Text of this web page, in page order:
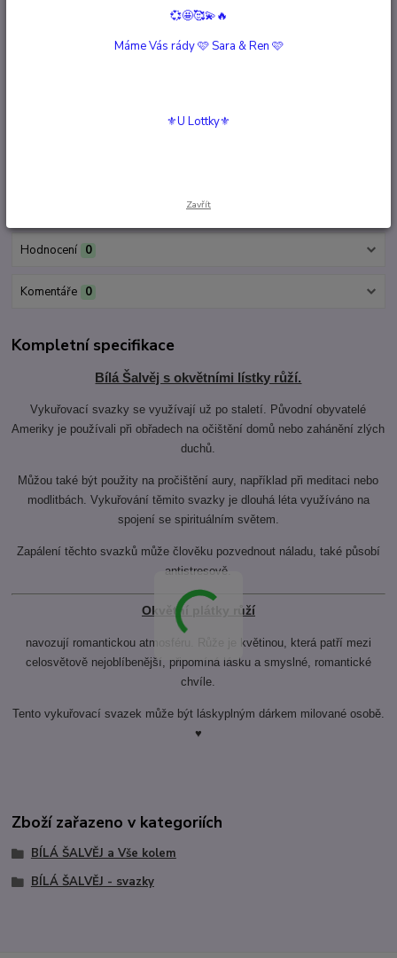
Hodnocení 0
Komentáře 0
Kompletní specifikace
Bílá Šalvěj s okvětními lístky růží.
Vykuřovací svazky se využívají už po staletí. Původní obyvatelé
Ameriky je používali při obřadech na očištění domů nebo zahánění zlých
duchů.
Můžou také být použity na pročištění aury, například při meditaci nebo
modlitbách. Vykuřování těmito svazky je dlouhá léta využíváno na
spojení se spirituálním světem.
Zapálení těchto svazků může člověku pozvednout náladu, také působí
antistresově.
Okvětní plátky růží
navozují romantickou atmosféru. Růže je květinou, která patří mezi
celosvětově nejoblíbenější, připomíná lásku a smyslné, romantické
chvíle.
Tento vykuřovací svazek může být láskyplným dárkem milované osobě.
♥
Zboží zařazeno v kategoriích
BÍLÁ ŠALVĚJ a Vše kolem
BÍLÁ ŠALVĚJ - svazky
💞🤩🥰💫🔥
Máme Vás rády 🩷 Sara & Ren 🩷
⚜️U Lottky⚜️
Zavřít